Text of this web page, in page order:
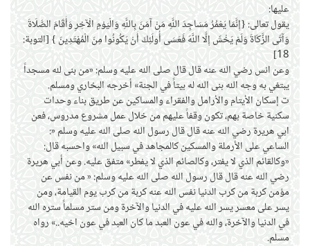
عليها:
يقول تعالى: {إِنَّمَا يَعْمُرُ مَسَاجِدَ اللَّهِ مَنْ آمَنَ بِاللَّهِ وَالْيَوْمِ الْآخِرِ وَأَقَامَ الصَّلَاةَ
وَآتَى الزَّكَاةَ وَلَمْ يَخْشَ إِلَّا اللَّهَ فَعَسَى أُولَئِكَ أَنْ يَكُونُوا مِنَ الْمُهْتَدِينَ } [التوبة:
18]
وعن انس رضي الله عنه قال قال صلى الله عليه وسلم: «من بنى لله مسجداً
يبتغي به وجه الله بنى الله له بيتاً في الجنة» أخرجه البخاري ومسلم.
ت إسكان الأيتام والأرامل والفقراء والمساكين عن طريق بناء وحدات
سكنية خاصة بهم، تكون وقفاً عليهم من خلال عمل مشروع مدروس، فعن
ابي هريرة رضي الله عنه قال قال رسول الله صلى الله عليه وسلم «:
الساعي على الأرملة والمسكين كالمجاهد في سبيل الله» واحسبه قال:
«وكالقائم الذي لا يفتر، وكالصائم الذي لا يفطر» متفق عليه. وعن أبي هريرة
رضي الله عنه قال قال رسول الله صلى الله عليه وسلم: « من نفس عن
مؤمن كربة من كرب الدنيا نفس الله عنه كربة من كرب يوم القيامة، ومن
يسر على معسر يسر الله عليه في الدنيا والآخرة ومن ستر مسلماً ستره الله
في الدنيا والآخرة، والله في عون العبد ما كان العبد في عون اخيه..» رواه
مسلم.